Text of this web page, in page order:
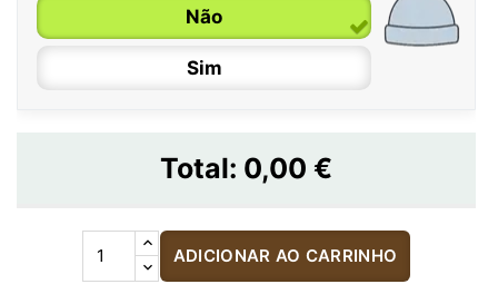
Não
Sim
Total: 0,00 €
ADICIONAR AO CARRINHO